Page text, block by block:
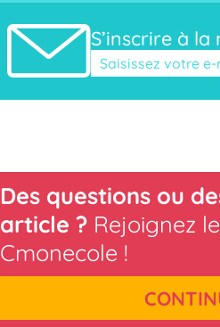
S’inscrire à
Des questions ou
article ? Rejoignez
Cmonecole !